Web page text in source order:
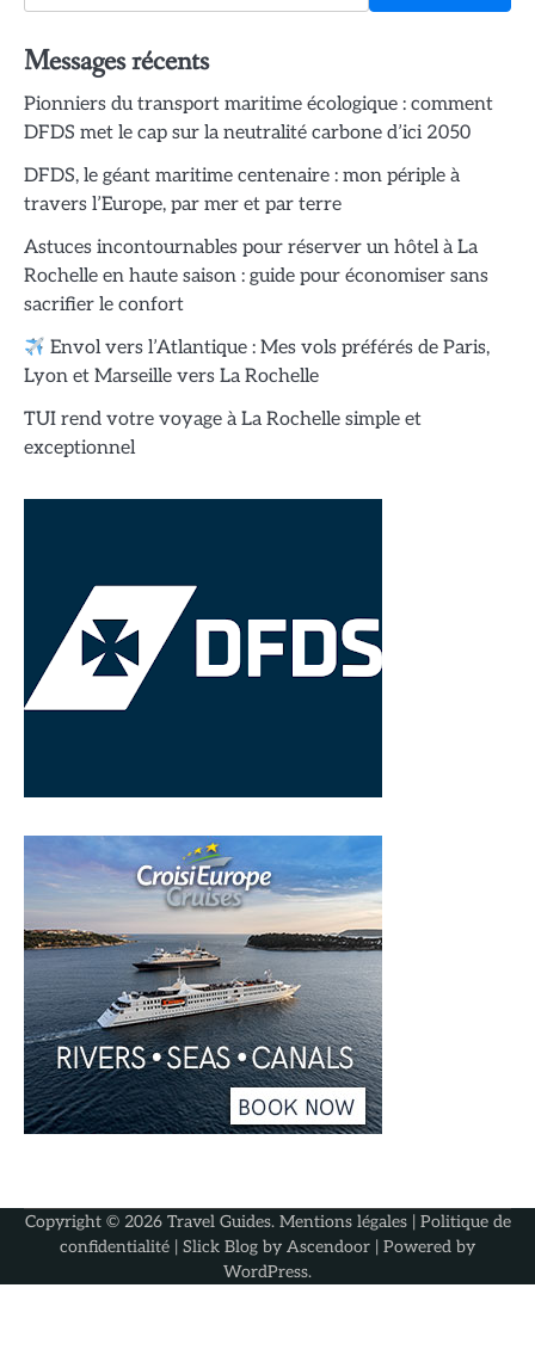
Messages récents
Pionniers du transport maritime écologique : comment
DFDS met le cap sur la neutralité carbone d’ici 2050
DFDS, le géant maritime centenaire : mon périple à
travers l’Europe, par mer et par terre
Astuces incontournables pour réserver un hôtel à La
Rochelle en haute saison : guide pour économiser sans
sacrifier le confort
Envol vers l’Atlantique : Mes vols préférés de Paris,
Lyon et Marseille vers La Rochelle
TUI rend votre voyage à La Rochelle simple et
exceptionnel
Copyright © 2026 Travel Guides. Mentions légales| Politique de
confidentialité | Slick Blog by Ascendoor | Powered by
WordPress.